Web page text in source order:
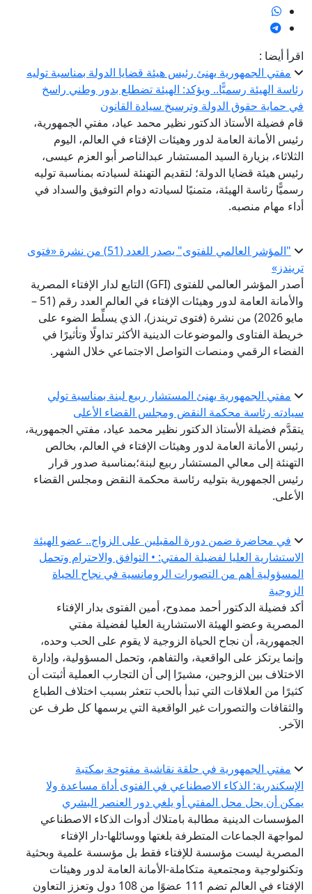
اقرأ أيضا :
مفتي الجمهورية يهنئ رئيس هيئة قضايا الدولة بمناسبة توليه
رئاسة الهيئة رسميًّا.. ويؤكد: الهيئة تضطلع بدور وطني راسخ
في حماية حقوق الدولة وترسيخ سيادة القانون
قام فضيلة الأستاذ الدكتور نظير محمد عياد، مفتي الجمهورية،
رئيس الأمانة العامة لدور وهيئات الإفتاء في العالم، اليوم
الثلاثاء، بزيارة السيد المستشار عبدالناصر أبو العزم عيسى،
رئيس هيئة قضايا الدولة؛ لتقديم التهنئة لسيادته بمناسبة توليه
رسميًّا رئاسة الهيئة، متمنيًا لسيادته دوام التوفيق والسداد في
أداء مهام منصبه.
"المؤشر العالمي للفتوى" يصدر العدد (51) من نشرة «فتوى
تريندز»
أصدر المؤشر العالمي للفتوى (GFI) التابع لدار الإفتاء المصرية
والأمانة العامة لدور وهيئات الإفتاء في العالم العدد رقم (51 –
مايو 2026) من نشرة (فتوى تريندز)، الذي يسلِّط الضوء على
خريطة الفتاوى والموضوعات الدينية الأكثر تداولًا وتأثيرًا في
الفضاء الرقمي ومنصات التواصل الاجتماعي خلال الشهر.
مفتي الجمهورية يهنئ المستشار ربيع لبنة بمناسبة تولي
سيادته رئاسة محكمة النقض ومجلس القضاء الأعلى
يتقدَّم فضيلة الأستاذ الدكتور نظير محمد عياد، مفتي الجمهورية،
رئيس الأمانة العامة لدور وهيئات الإفتاء في العالم، بخالص
التهنئة إلى معالي المستشار ربيع لبنة؛بمناسبة صدور قرار
رئيس الجمهورية بتوليه رئاسة محكمة النقض ومجلس القضاء
الأعلى.
في محاضرة ضمن دورة المقبلين على الزواج.. عضو الهيئة
الاستشارية العليا لفضيلة المفتي: • التوافق والاحترام وتحمل
المسؤولية أهم من التصورات الرومانسية في نجاح الحياة
الزوجية
أكد فضيلة الدكتور أحمد ممدوح، أمين الفتوى بدار الإفتاء
المصرية وعضو الهيئة الاستشارية العليا لفضيلة مفتي
الجمهورية، أن نجاح الحياة الزوجية لا يقوم على الحب وحده،
وإنما يرتكز على الواقعية، والتفاهم، وتحمل المسؤولية، وإدارة
الاختلاف بين الزوجين، مشيرًا إلى أن التجارب العملية أثبتت أن
كثيرًا من العلاقات التي تبدأ بالحب تتعثر بسبب اختلاف الطباع
والثقافات والتصورات غير الواقعية التي يرسمها كل طرف عن
الآخر.
مفتي الجمهورية في حلقة نقاشية مفتوحة بمكتبة
الإسكندرية: الذكاء الاصطناعي في الفتوى أداة مساعدة ولا
يمكن أن يحل محل المفتي أو يلغي دور العنصر البشري
المؤسسات الدينية مطالبة بامتلاك أدوات الذكاء الاصطناعي
لمواجهة الجماعات المتطرفة بلغتها ووسائلها-دار الإفتاء
المصرية ليست مؤسسة للإفتاء فقط بل مؤسسة علمية وبحثية
وتكنولوجية ومجتمعية متكاملة-الأمانة العامة لدور وهيئات
الإفتاء في العالم تضم 111 عضوًا من 108 دول وتعزز التعاون